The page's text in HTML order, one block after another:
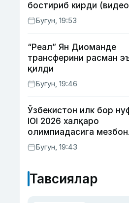
бостириб кирди
Бугун, 19:53
“Реал” Ян Диоманде
трансферини расман
қилди
Бугун, 19:46
Ўзбекистон илк бор
IOI 2026 халқаро
олимпиадасига
қилади
Бугун, 19:43
Тавсиялар